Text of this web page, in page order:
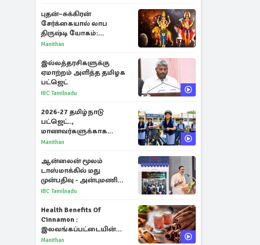
புதன்–சுக்கிரன்
சேர்க்கையால் லாப
திருஷ்டி யோகம்:
அதிர்ஷ்டம் பெறும் டாப் 3
Manithan
இல்லத்தரசிகளுக்கு
ஏமாற்றம் அளித்த தமிழக
பட்ஜெட்
IBC Tamilnadu
2026-27 தமிழ்நாடு
பட்ஜெட்..,
மாணவர்களுக்காக
வெளியான முக்கிய
Manithan
ஆன்லைன் மூலம்
டாஸ்மாக்கில் மது
முன்பதிவு - அன்புமணி
ராமதாஸ் எதிர்ப்பு
IBC Tamilnadu
Health Benefits Of
Cinnamon :
இலவங்கப்பட்டையின்
மருத்துவ குணங்களும்
Manithan